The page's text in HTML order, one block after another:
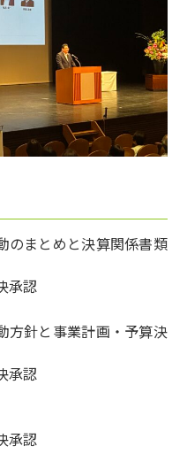
のまとめと決算関係書類
承認
方針と事業計画・予算決
承認
承認